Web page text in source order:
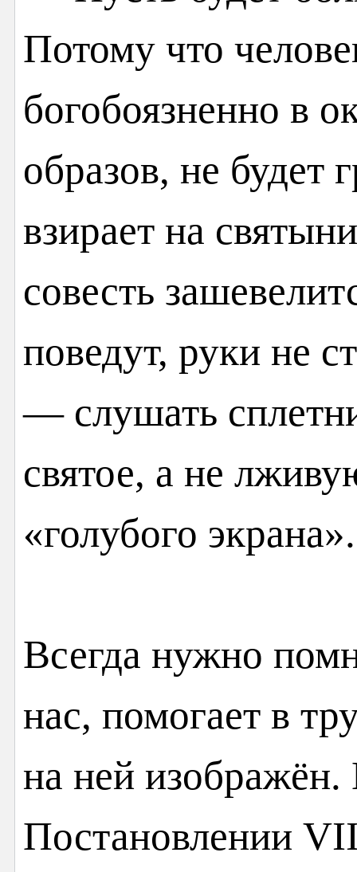
Потому что
богобоязненно в
образов, не будет
взирает на
совесть
поведут, руки не
— слушать
святое, а не
«голубого экрана».
Всегда нужно
нас, помогает в
на ней изображён.
Постановлении